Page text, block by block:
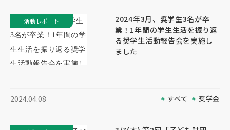
2024年3月、奨学生3名が卒
業！1年間の学生生活を振り返
る奨学生活動報告会を実施し
ました
2024.04.08 すべて 奨学金
活動レポート